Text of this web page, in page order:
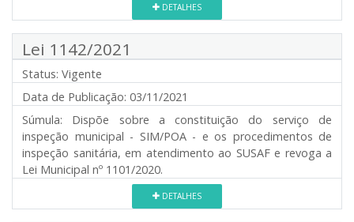
DETALHES
Lei 1142/2021
Status: Vigente
Data de Publicação: 03/11/2021
Súmula: Dispõe sobre a constituição do serviço de
inspeção municipal - SIM/POA - e os procedimentos de
inspeção sanitária, em atendimento ao SUSAF e revoga a
Lei Municipal nº 1101/2020.
DETALHES